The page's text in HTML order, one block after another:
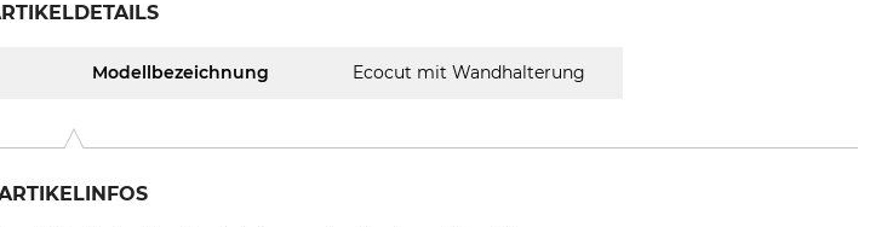
Modellbezeichnung Ecocut mit Wandhalterung